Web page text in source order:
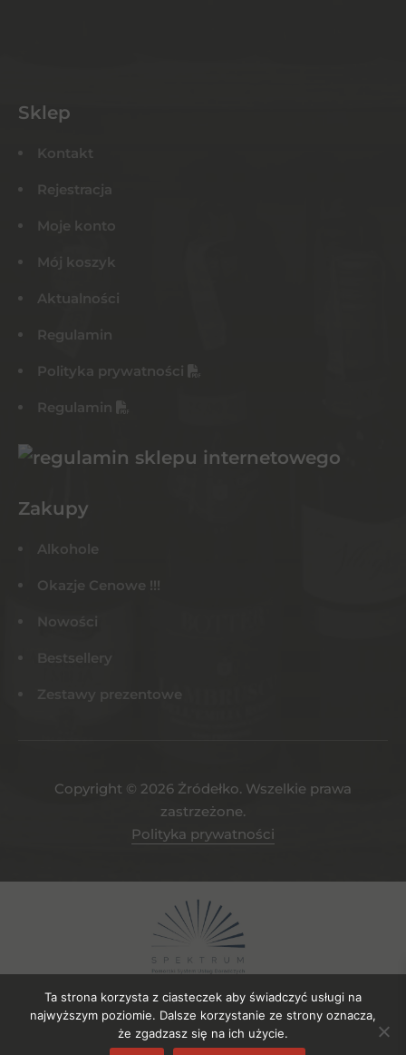
Sklep
Kontakt
Rejestracja
Moje konto
Mój koszyk
Aktualności
Regulamin
Polityka prywatności
Regulamin
Zakupy
Alkohole
Okazje Cenowe !!!
Nowości
Bestsellery
Zestawy prezentowe
Copyright © 2026 Żródełko. Wszelkie prawa
zastrzeżone.
Polityka prywatności
Projekt współfinansowany ze środków EFRR. Numer umowy o
Ta strona korzysta z ciasteczek aby świadczyć usługi na
najwyższym poziomie. Dalsze korzystanie ze strony oznacza,
że zgadzasz się na ich użycie.